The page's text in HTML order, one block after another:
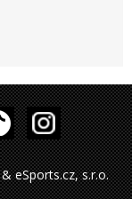
eSports.cz, s.r.o.